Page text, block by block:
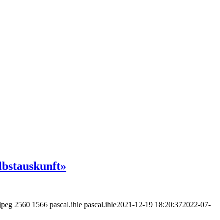
2560 1566 pascal.ihle pascal.ihle2021-12-19 18:20:372022-07-